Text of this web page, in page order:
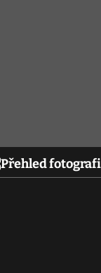
Přehled